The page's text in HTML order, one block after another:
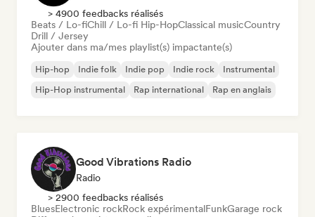
> 4900 feedbacks réalisés
Beats / Lo-fiChill / Lo-fi Hip-HopClassical musicCountry
Drill / Jersey
Ajouter dans ma/mes playlist(s) impactante(s)
Hip-hop Indie folk Indie pop Indie rock
Instrumental
Hip-Hop instrumental
Rap international Rap en anglais
Good Vibrations Radio
Radio
> 2900 feedbacks réalisés
BluesElectronic rockRock expérimentalFunkGarage rock